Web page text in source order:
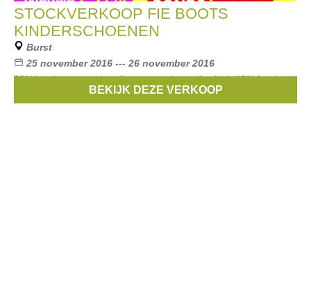
STOCKVERKOOP FIE BOOTS
KINDERSCHOENEN
Burst
25 november 2016 --- 26 november 2016
50% korting en ronde prijzen op vorige collecties! 15% korting
op nieuwe collectie!BEKIJK DEZE VERKOOP